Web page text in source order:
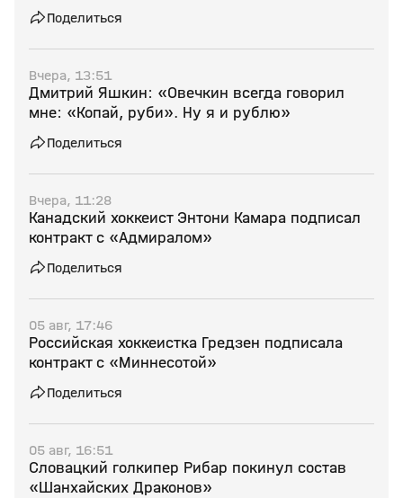
Поделиться
Вчера, 13:51
Дмитрий Яшкин: «Овечкин всегда говорил
мне: «Копай, руби». Ну я и рублю»
Поделиться
Вчера, 11:28
Канадский хоккеист Энтони Камара подписал
контракт с «Адмиралом»
Поделиться
05 авг, 17:46
Российская хоккеистка Гредзен подписала
контракт с «Миннесотой»
Поделиться
05 авг, 16:51
Словацкий голкипер Рибар покинул состав
«Шанхайских Драконов»